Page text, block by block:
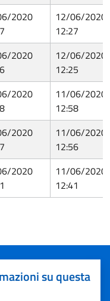
2020
12/06/2020
12:27
2020
12/06/2020
12:25
2020
11/06/2020
12:58
2020
11/06/2020
12:56
2020
11/06/2020
12:41
su questa